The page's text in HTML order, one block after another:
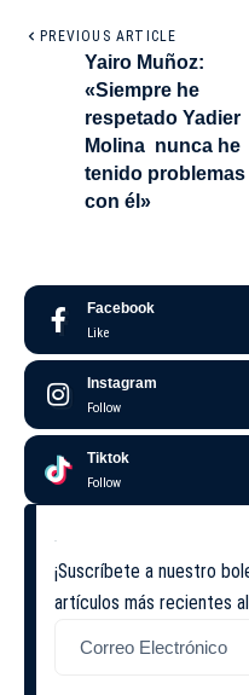
PREVIOUS ARTICLE
Yairo Muñoz:
«Siempre he
respetado Yadier
Molina nunca he
tenido problemas
con él»
Facebook
Like
Instagram
Follow
Tiktok
Follow
¡Suscríbete a nuestro
artículos más recientes